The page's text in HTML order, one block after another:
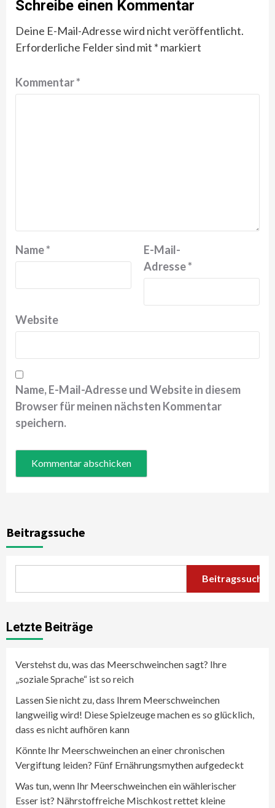
Schreibe einen Kommentar
Deine E-Mail-Adresse wird nicht veröffentlicht.
Erforderliche Felder sind mit * markiert
Kommentar*
Name*
E-Mail-
Adresse*
Website
Name, E-Mail-Adresse und Website in diesem
Browser für meinen nächsten Kommentar
speichern.
Beitragssuche
Beitragssuche
Letzte Beiträge
Verstehst du, was das Meerschweinchen sagt? Ihre
„soziale Sprache“ ist so reich
Lassen Sie nicht zu, dass Ihrem Meerschweinchen
langweilig wird! Diese Spielzeuge machen es so glücklich,
dass es nicht aufhören kann
Könnte Ihr Meerschweinchen an einer chronischen
Vergiftung leiden? Fünf Ernährungsmythen aufgedeckt
Was tun, wenn Ihr Meerschweinchen ein wählerischer
Esser ist? Nährstoffreiche Mischkost rettet kleine